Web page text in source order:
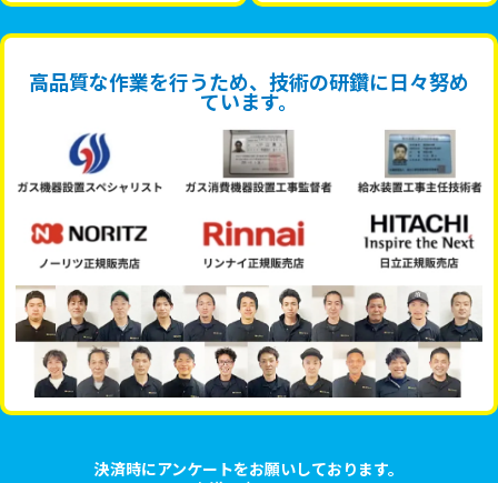
高品質な作業を行うため、技術の研鑽に日々努め
ています。
決済時にアンケートをお願いしております。